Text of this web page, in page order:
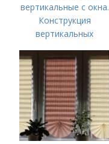
вертикальные с окна.
Конструкция
вертикальных